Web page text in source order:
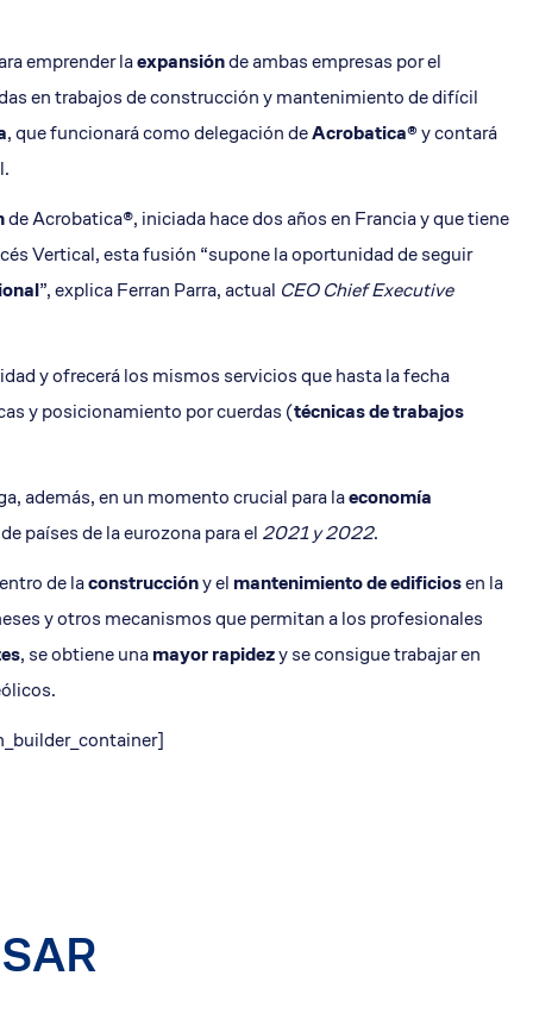
emprender laexpansiónde ambas empresas por el
en trabajos de construcción y mantenimiento de difícil
, que funcionará como delegación deAcrobatica®y contará
de Acrobatica®, iniciada hace dos años en Francia y que tiene
s Vertical,esta fusión “supone la oportunidad de seguir
”, explica Ferran Parra, actual CEO Chief Executive
y ofrecerá los mismos servicios que hasta la fecha
y posicionamiento por cuerdas (técnicas de trabajos
además, en un momento crucial para laeconomía
países de la eurozona parael 2021 y 2022.
de laconstruccióny el mantenimiento de edificiosen la
y otros mecanismos que permitan a los profesionales
, se obtiene unamayor rapidezy se consigue trabajar en
licos.